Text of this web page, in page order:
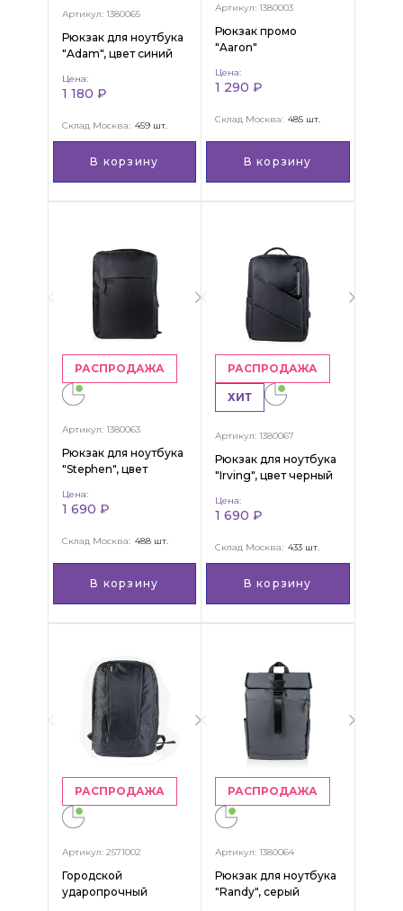
Артикул: 1380065
Рюкзак для ноутбука
"Adam", цвет синий
Цена:
1 180 ₽
Склад Москва: 459 шт.
В корзину
Артикул: 1380003
Рюкзак промо
"Aaron"
Цена:
1 290 ₽
Склад Москва: 485 шт.
В корзину
РАСПРОДАЖА
Артикул: 1380063
Рюкзак для ноутбука
"Stephen", цвет
Цена:
1 690 ₽
Склад Москва: 488 шт.
В корзину
РАСПРОДАЖА
ХИТ
Артикул: 1380067
Рюкзак для ноутбука
"Irving", цвет черный
Цена:
1 690 ₽
Склад Москва: 433 шт.
В корзину
РАСПРОДАЖА
Артикул: 2571002
Городской
ударопрочный
РАСПРОДАЖА
Артикул: 1380064
Рюкзак для ноутбука
"Randy", серый